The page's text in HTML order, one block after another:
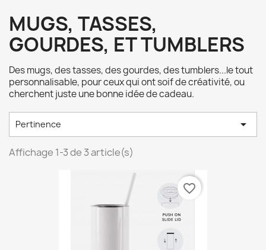
MUGS, TASSES,
GOURDES, ET TUMBLERS
Des mugs, des tasses, des gourdes, des tumblers...le tout
personnalisable, pour ceux qui ont soif de créativité, ou
cherchent juste une bonne idée de cadeau.
Pertinence 
Affichage 1-3 de 3 article(s)
favorite_border